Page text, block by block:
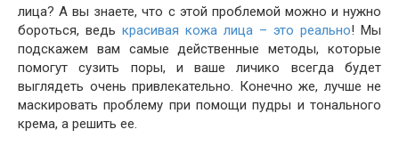
лица? А вы знаете, что с этой проблемой можно и нужно
бороться, ведь красивая кожа лица – это реально! Мы
подскажем вам самые действенные методы, которые
помогут сузить поры, и ваше личико всегда будет
выглядеть очень привлекательно. Конечно же, лучше не
маскировать проблему при помощи пудры и тонального
крема, а решить ее.